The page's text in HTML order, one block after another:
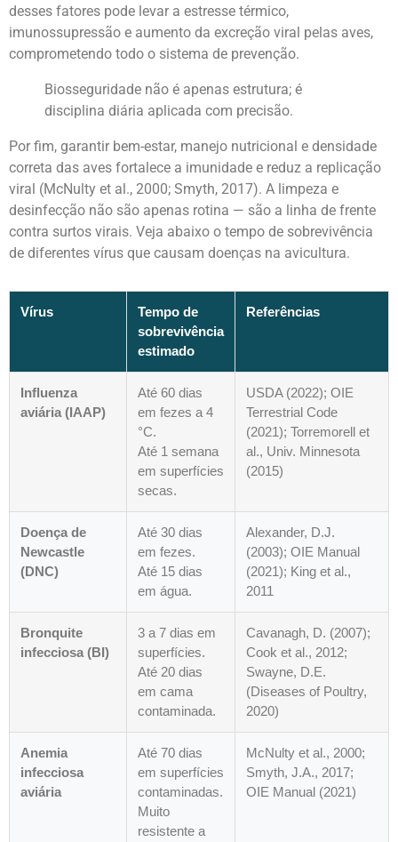
desses fatores pode levar a estresse térmico,
imunossupressão e aumento da excreção viral pelas aves,
comprometendo todo o sistema de prevenção.
Biosseguridade não é apenas estrutura; é
disciplina diária aplicada com precisão.
Por fim, garantir bem-estar, manejo nutricional e densidade
correta das aves fortalece a imunidade e reduz a replicação
viral (McNulty et al., 2000; Smyth, 2017). A limpeza e
desinfecção não são apenas rotina — são a linha de frente
contra surtos virais. Veja abaixo o tempo de sobrevivência
de diferentes vírus que causam doenças na avicultura.
Vírus
Tempo de
sobrevivência
estimado
Referências
Influenza
aviária (IAAP)
Até 60 dias
em fezes a 4
°C.
Até 1 semana
em superfícies
secas.
USDA (2022); OIE
Terrestrial Code
(2021); Torremorell et
al., Univ. Minnesota
(2015)
Doença de
Newcastle
(DNC)
Até 30 dias
em fezes.
Até 15 dias
em água.
Alexander, D.J.
(2003); OIE Manual
(2021); King et al.,
2011
Bronquite
infecciosa (BI)
3 a 7 dias em
superfícies.
Até 20 dias
em cama
contaminada.
Cavanagh, D. (2007);
Cook et al., 2012;
Swayne, D.E.
(Diseases of Poultry,
2020)
Anemia
infecciosa
aviária
Até 70 dias
em superfícies
contaminadas.
Muito
resistente a
McNulty et al., 2000;
Smyth, J.A., 2017;
OIE Manual (2021)